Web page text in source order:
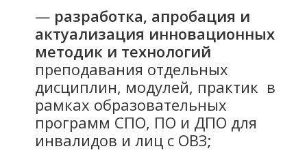
— разработка, апробация и
актуализация инновационных
методик и технологий
преподавания отдельных
дисциплин, модулей, практик в
рамках образовательных
программ СПО, ПО и ДПО для
инвалидов и лиц с ОВЗ;